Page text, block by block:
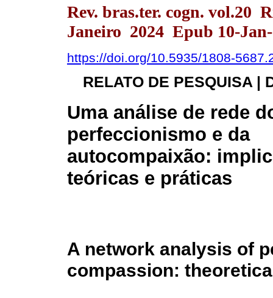
Rev. bras.ter. cogn. vol.20
Janeiro 2024 Epub 10-
https://doi.org/10.5935/1808-
RELATO DE PESQUISA |
Uma análise de rede
perfeccionismo e da
autocompaixão:
teóricas e práticas
A network analysis of
compassion: